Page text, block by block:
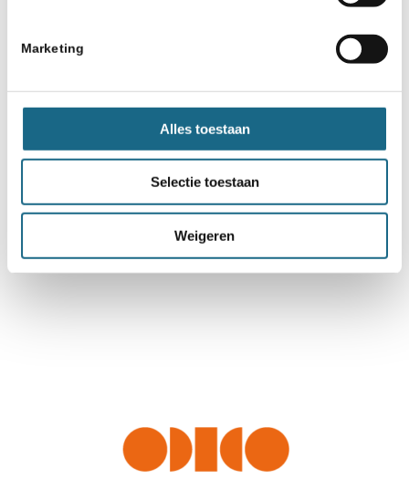
Marketing
Alles toestaan
Selectie toestaan
Weigeren